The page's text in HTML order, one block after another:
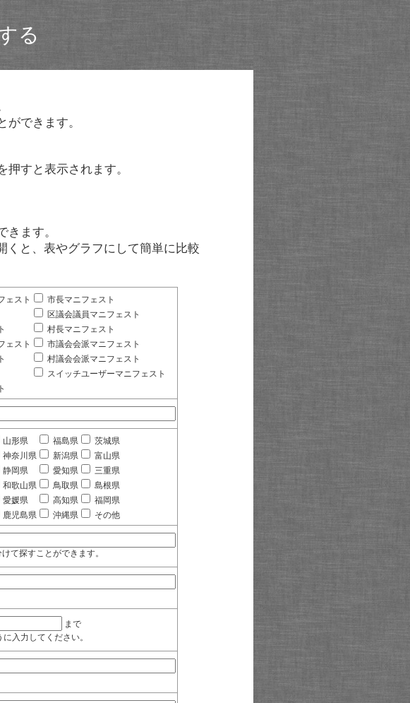
る
できます。
すと表示されます。
ます。
くと、表やグラフにして簡単に比較
ェスト
市長マニフェスト
区議会議員マニフェスト
村長マニフェスト
ェスト
市議会会派マニフェスト
村議会会派マニフェスト
スイッチユーザーマニフェスト
山形県 福島県
茨城県
神奈川県 新潟県
富山県
静岡県 愛知県
三重県
和歌山県 鳥取県
島根県
愛媛県 高知県
福岡県
鹿児島県 沖縄県 その他
て探すことができます。
まで
力してください。